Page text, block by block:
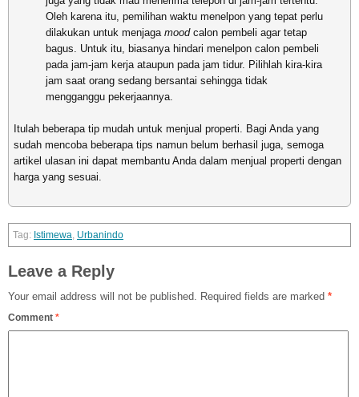
Oleh karena itu, pemilihan waktu menelpon yang tepat perlu
dilakukan untuk menjaga moodcalon pembeli agar tetap
bagus. Untuk itu, biasanya hindari menelpon calon pembeli
pada jam-jam kerja ataupun pada jam tidur. Pilihlah kira-kira
jam saat orang sedang bersantai sehingga tidak
mengganggu pekerjaannya.
Itulah beberapa tip mudah untuk menjual properti. Bagi Anda yang
sudah mencoba beberapa tips namun belum berhasil juga, semoga
artikel ulasan ini dapat membantu Anda dalam menjual properti dengan
harga yang sesuai.
Istimewa, Urbanindo
Leave a Reply
Your email address will not be published. Required fields are marked *
Comment *